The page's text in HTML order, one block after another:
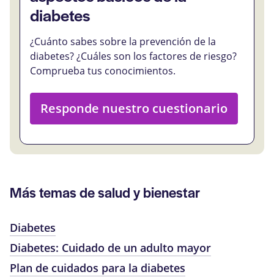
diabetes
¿Cuánto sabes sobre la prevención de la
diabetes? ¿Cuáles son los factores de riesgo?
Comprueba tus conocimientos.
Responde nuestro cuestionario
Más temas de salud y bienestar
Diabetes
Diabetes: Cuidado de un adulto mayor
Plan de cuidados para la diabetes